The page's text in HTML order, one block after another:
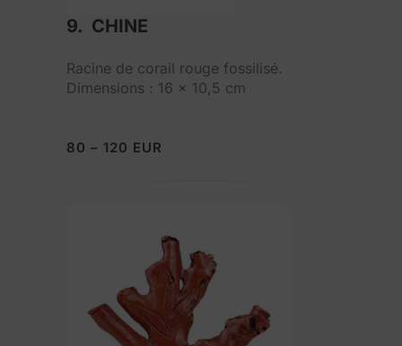
9. CHINE
Racine de corail rouge fossilisé.
Dimensions : 16 x 10,5 cm
80 – 120 EUR